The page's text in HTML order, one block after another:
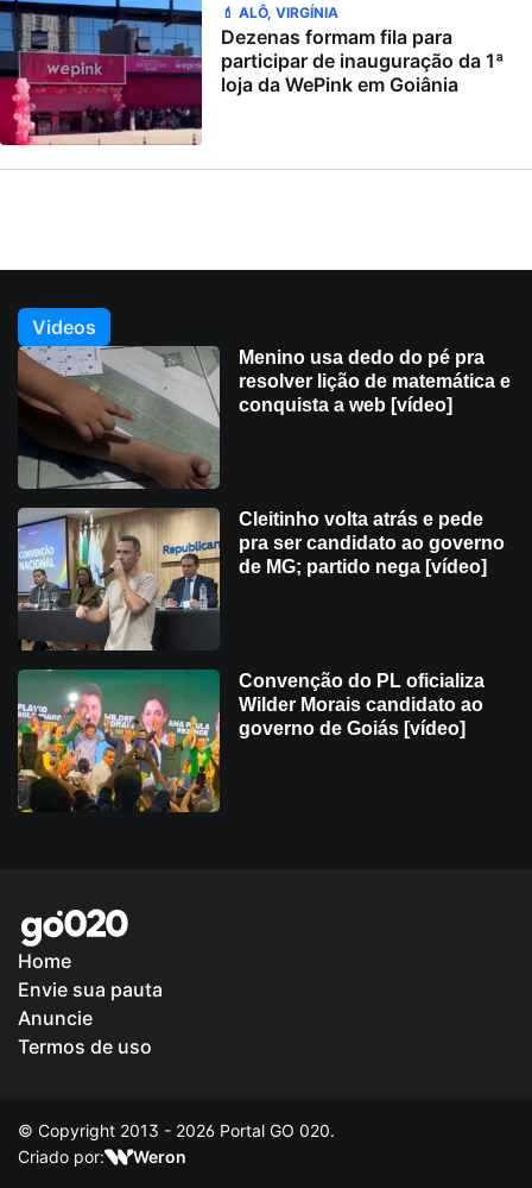
💄 ALÔ, VIRGÍNIA
Dezenas formam fila para
participar de inauguração da 1ª
loja da WePink em Goiânia
Videos
Menino usa dedo do pé pra
resolver lição de matemática e
conquista a web [vídeo]
Cleitinho volta atrás e pede
pra ser candidato ao governo
de MG; partido nega [vídeo]
Convenção do PL oficializa
Wilder Morais candidato ao
governo de Goiás [vídeo]
Home
Envie sua pauta
Anuncie
Termos de uso
© Copyright 2013 - 2026 Portal GO 020.
Criado por:
Weron